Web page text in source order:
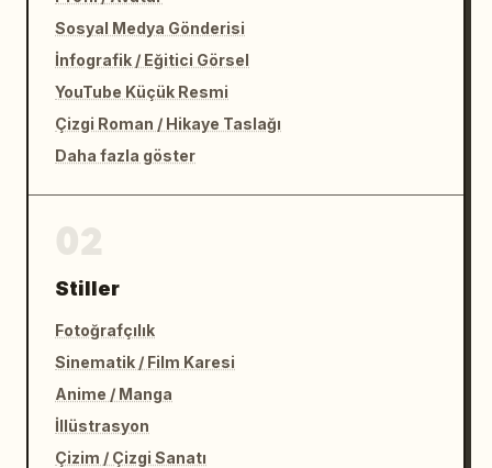
Sosyal Medya Gönderisi
İnfografik / Eğitici Görsel
YouTube Küçük Resmi
Çizgi Roman / Hikaye Taslağı
Daha fazla göster
Stiller
Fotoğrafçılık
Sinematik / Film Karesi
Anime / Manga
İllüstrasyon
Çizim / Çizgi Sanatı